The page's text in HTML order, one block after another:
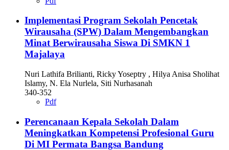
Implementasi Program Sekolah Pencetak
Wirausaha (SPW) Dalam Mengembangkan
Minat Berwirausaha Siswa Di SMKN 1
Majalaya
Nuri Lathifa Brilianti, Ricky Yoseptry , Hilya Anisa Sholihat
Islamy, N. Ela Nurlela, Siti Nurhasanah
340-352
Pdf
Perencanaan Kepala Sekolah Dalam
Meningkatkan Kompetensi Profesional Guru
Di MI Permata Bangsa Bandung